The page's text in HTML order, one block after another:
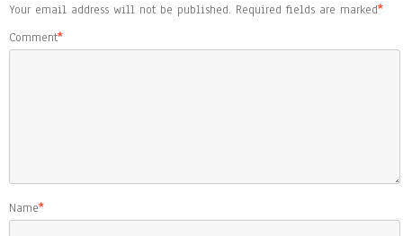
Your email address will not be published. Required fields are marked*
Comment*
Name*